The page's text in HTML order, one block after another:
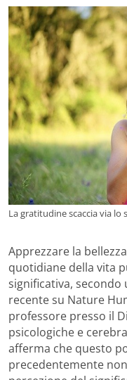
La gratitudine scaccia via lo
Apprezzare la
quotidiane della vita
significativa,
recente su Nature
professore presso il
psicologiche e
afferma che questo
precedentemente